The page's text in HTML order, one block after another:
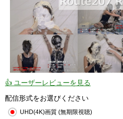
👍 ユーザーレビューを見る
配信形式をお選びください
UHD(4K)画質 (無期限視聴)